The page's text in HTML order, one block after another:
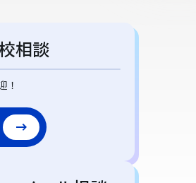
相談
！